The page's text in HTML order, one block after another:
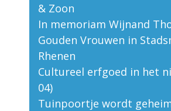
& Zoon
In memoriam Wijnand
Gouden Vrouwen in
Rhenen
Cultureel erfgoed in het
04)
Tuinpoortje wordt